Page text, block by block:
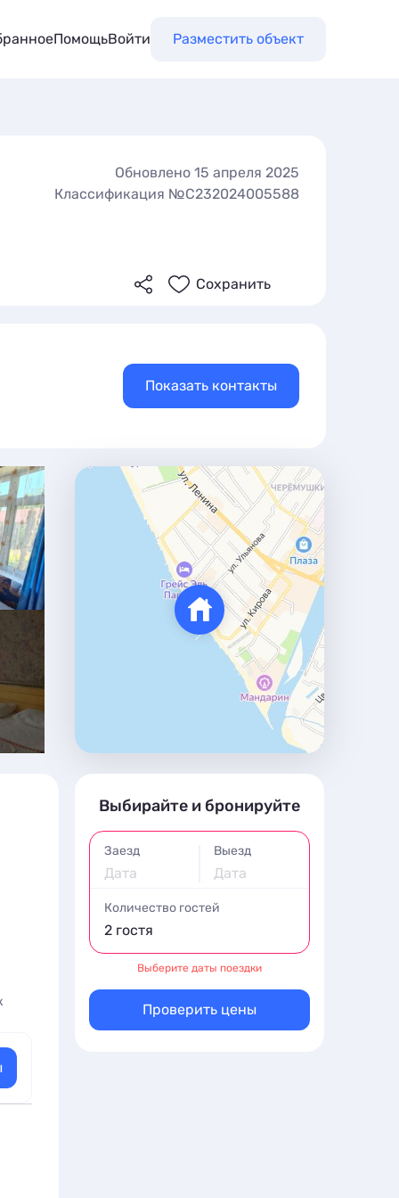
ПомощьВойти Разместить объект
Обновлено 15 апреля 2025
Классификация №С232024005588
Сохранить
Показать контакты
Выбирайте и бронируйте
Заезд
Дата
Выезд
Дата
Количество гостей
2 гостя
Выберите даты поездки
Проверить цены